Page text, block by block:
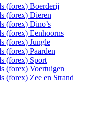
(forex) Boerderij
(forex) Dieren
(forex) Dino’s
(forex) Eenhoorns
(forex) Jungle
(forex) Paarden
(forex) Sport
(forex) Voertuigen
(forex) Zee en Strand